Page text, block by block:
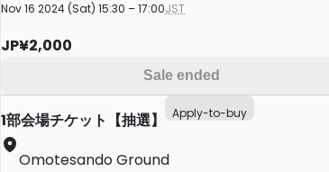
Nov 16 2024 (Sat) 15:30 – 17:00JST
JP¥2,000
Sale ended
1部会場チケット【抽選】 Apply-to-buy
Omotesando Ground